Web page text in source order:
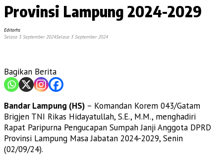
Provinsi Lampung 2024-2029
Editorhs
Selasa 3 September 2024Selasa 3 September 2024
Bagikan Berita
Bandar Lampung (HS) – Komandan Korem 043/Gatam
Brigjen TNI Rikas Hidayatullah, S.E., M.M., menghadiri
Rapat Paripurna Pengucapan Sumpah Janji Anggota DPRD
Provinsi Lampung Masa Jabatan 2024-2029, Senin
(02/09/24).